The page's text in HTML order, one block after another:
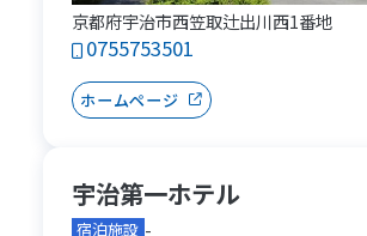
京都府宇治市西笠取辻出川西1番地
0755753501
ホームページ
宇治第一ホテル
宿泊施設 -